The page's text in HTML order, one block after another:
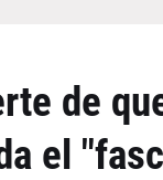
de
el